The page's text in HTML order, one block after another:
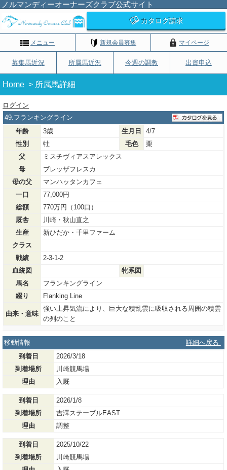
ノルマンディーオーナーズクラブ公式サイト
カタログ請求
メニュー 新規会員募集 マイページ
募集馬近況 所属馬近況 今週の調教 出資申込
Home > 所属馬詳細
ログイン
49.フランキングライン
年齢
3歳 生月日
4/7
性別
牡 毛色
栗
父
ミスチヴィアスアレックス
母
ブレッザフレスカ
母の父
マンハッタンカフェ
一口
77,000円
総額
770万円（100口）
厩舎
川崎・秋山直之
生産
新ひだか・千里ファーム
クラス
戦績
2-3-1-2
血統図
牝系図
馬名
フランキングライン
綴り
Flanking Line
由来・意味
強い上昇気流により、巨大な積乱雲に吸収される周囲の積雲
の列のこと
移動情報
詳細へ戻る
到着日
2026/3/18
到着場所
川崎競馬場
理由
入厩
到着日
2026/1/8
到着場所
吉澤ステーブルEAST
理由
調整
到着日
2025/10/22
到着場所
川崎競馬場